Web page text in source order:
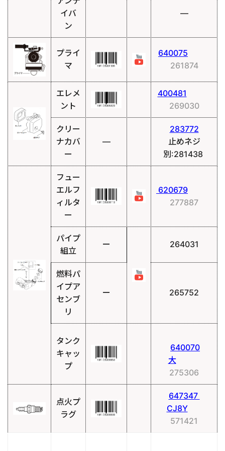
イバ
ン
―
プライ
マ
640075
261874
エレメ
ント
400481
269030
クリー
ナカバ
ー
―
283772
止めネジ
別:281438
フュー
エルフ
ィルタ
ー
620679
277887
パイプ
組立
ー 264031
燃料パ
イプア
センブ
リ
ー 265752
タンク
キャッ
プ
640070
大
275306
点火プ
ラグ
647347
CJ8Y
571421